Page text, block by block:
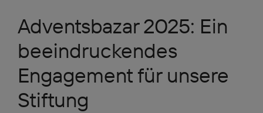
Adventsbazar 2025: Ein
beeindruckendes
Engagement für unsere
Stiftung